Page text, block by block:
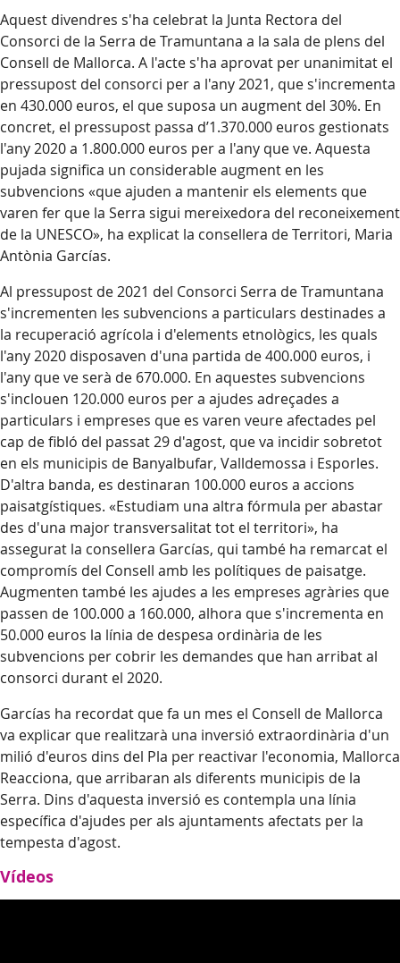
Aquest divendres s'ha celebrat la Junta Rectora del
Consorci de la Serra de Tramuntana a la sala de plens del
Consell de Mallorca. A l'acte s'ha aprovat per unanimitat el
pressupost del consorci per a l'any 2021, que s'incrementa
en 430.000 euros, el que suposa un augment del 30%. En
concret, el pressupost passa d’1.370.000 euros gestionats
l'any 2020 a 1.800.000 euros per a l'any que ve. Aquesta
pujada significa un considerable augment en les
subvencions «que ajuden a mantenir els elements que
varen fer que la Serra sigui mereixedora del reconeixement
de la UNESCO», ha explicat la consellera de Territori, Maria
Antònia Garcías.
Al pressupost de 2021 del Consorci Serra de Tramuntana
s'incrementen les subvencions a particulars destinades a
la recuperació agrícola i d'elements etnològics, les quals
l'any 2020 disposaven d'una partida de 400.000 euros, i
l'any que ve serà de 670.000. En aquestes subvencions
s'inclouen 120.000 euros per a ajudes adreçades a
particulars i empreses que es varen veure afectades pel
cap de fibló del passat 29 d'agost, que va incidir sobretot
en els municipis de Banyalbufar, Valldemossa i Esporles.
D'altra banda, es destinaran 100.000 euros a accions
paisatgístiques. «Estudiam una altra fórmula per abastar
des d'una major transversalitat tot el territori», ha
assegurat la consellera Garcías, qui també ha remarcat el
compromís del Consell amb les polítiques de paisatge.
Augmenten també les ajudes a les empreses agràries que
passen de 100.000 a 160.000, alhora que s'incrementa en
50.000 euros la línia de despesa ordinària de les
subvencions per cobrir les demandes que han arribat al
consorci durant el 2020.
Garcías ha recordat que fa un mes el Consell de Mallorca
va explicar que realitzarà una inversió extraordinària d'un
milió d'euros dins del Pla per reactivar l'economia, Mallorca
Reacciona, que arribaran als diferents municipis de la
Serra. Dins d'aquesta inversió es contempla una línia
específica d'ajudes per als ajuntaments afectats per la
tempesta d'agost.
Vídeos